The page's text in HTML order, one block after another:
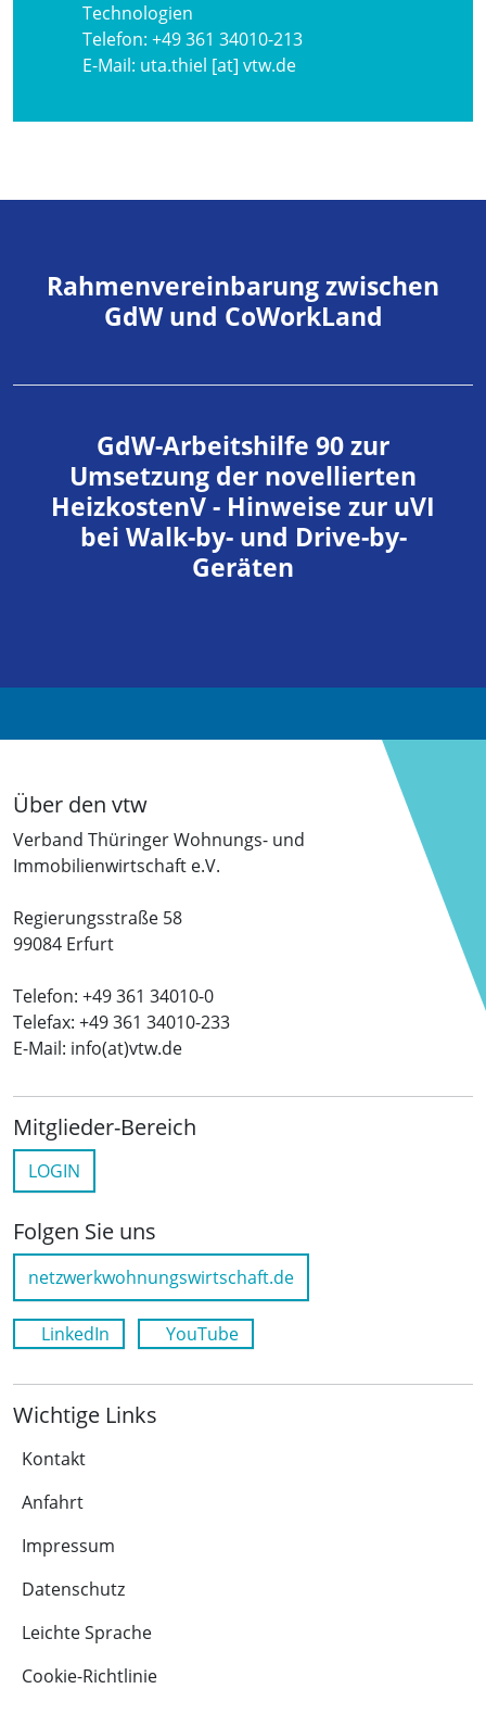
Technologien
Telefon: +49 361 34010-213
E-Mail: uta.thiel [at] vtw.de
Rahmenvereinbarung zwischen
GdW und CoWorkLand
GdW-Arbeitshilfe 90 zur
Umsetzung der novellierten
HeizkostenV - Hinweise zur uVI
bei Walk-by- und Drive-by-
Geräten
Über den vtw
Verband Thüringer Wohnungs- und
Immobilienwirtschaft e.V.
Regierungsstraße 58
99084 Erfurt
Telefon: +49 361 34010-0
Telefax: +49 361 34010-233
E-Mail: info(at)vtw.de
Mitglieder-Bereich
LOGIN
Folgen Sie uns
netzwerkwohnungswirtschaft.de
LinkedIn YouTube
Wichtige Links
Kontakt
Anfahrt
Impressum
Datenschutz
Leichte Sprache
Cookie-Richtlinie